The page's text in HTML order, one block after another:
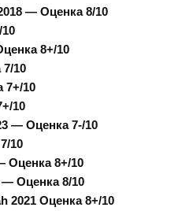
— Оценка 8/10
8+/10
10
7+/10
10
— Оценка7-/10
10
Оценка8+/10
— Оценка 8/10
2021 Оценка 8+/10